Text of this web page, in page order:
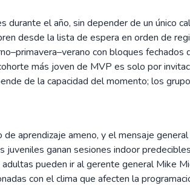
el año, sin depender de un único
desde la lista de espera en orden de
con bloques fechados
más joven de MVP es solo por
de la capacidad del momento; los
aprendizaje ameno, y el mensaje
ganan sesiones indoor
pueden ir al gerente general Mike
con el clima que afecten la